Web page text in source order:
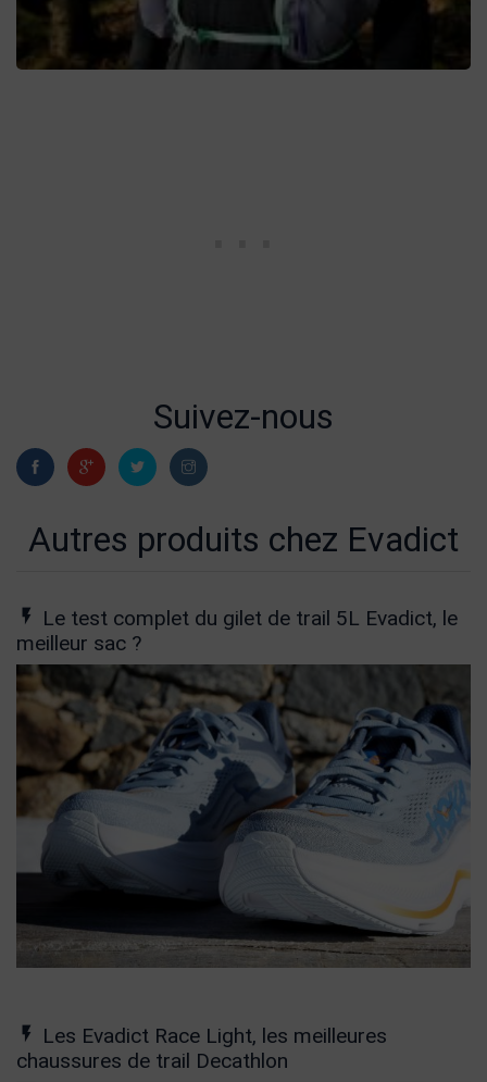
Suivez-nous
Autres produits chez Evadict
Le test complet du gilet de trail 5L Evadict, le
meilleur sac ?
Les Evadict Race Light, les meilleures
chaussures de trail Decathlon